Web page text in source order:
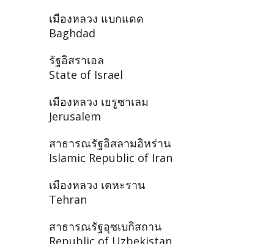
เมืองหลวง แบกแดด
Baghdad
รัฐอิสราเอล
State of Israel
เมืองหลวง เยรูซาเลม
Jerusalem
สาธารณรัฐอิสลามอิหร่าน
Islamic Republic of Iran
เมืองหลวง เตหะราน
Tehran
สาธารณรัฐอุซเบกิสถาน